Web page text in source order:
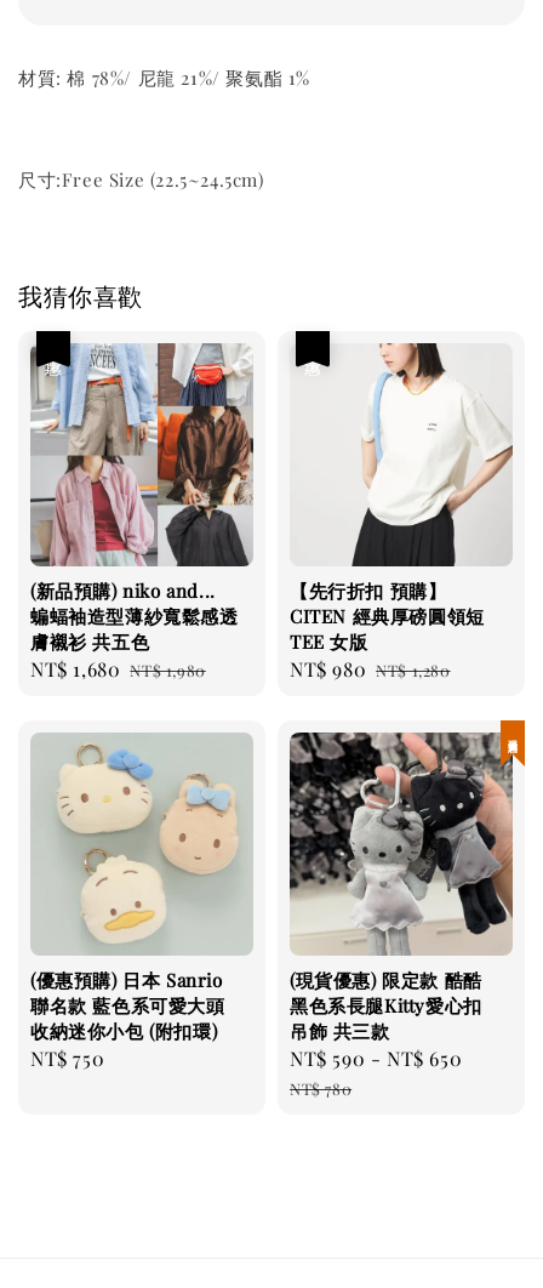
材質: 棉 78%/ 尼龍 21%/ 聚氨酯 1%
尺寸:Free Size (22.5~24.5cm)
我猜你喜歡
(新品預購) niko and...
蝙蝠袖造型薄紗寬鬆感透
膚襯衫 共五色
Sale
NT$ 1,680 Regular
NT$ 1,980
【先行折扣 預購】
CITEN 經典厚磅圓領短
TEE 女版
Sale
NT$ 980 Regular
NT$ 1,280
(優惠預購) 日本 Sanrio
聯名款 藍色系可愛大頭
收納迷你小包 (附扣環)
Regular
NT$ 750
(現貨優惠) 限定款 酷酷
黑色系長腿Kitty愛心扣
吊飾 共三款
Sale
price
NT$ 590 -NT$ 650
NT$ 780